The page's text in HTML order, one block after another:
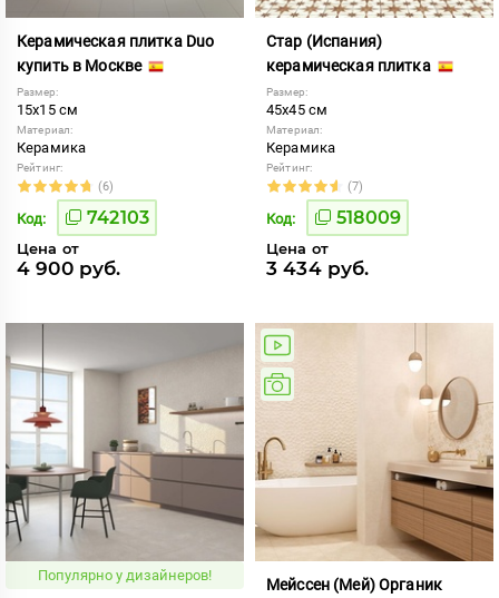
Керамическая плитка Duo
купить в Москве
Размер:
15x15 см
Материал:
Керамика
Рейтинг:
(6)
Код: 742103
Цена от
4 900 руб.
Стар (Испания)
керамическая плитка
Размер:
45x45 см
Материал:
Керамика
Рейтинг:
(7)
Код: 518009
Цена от
3 434 руб.
Популярно у дизайнеров!
Мейссен (Мей) Органик